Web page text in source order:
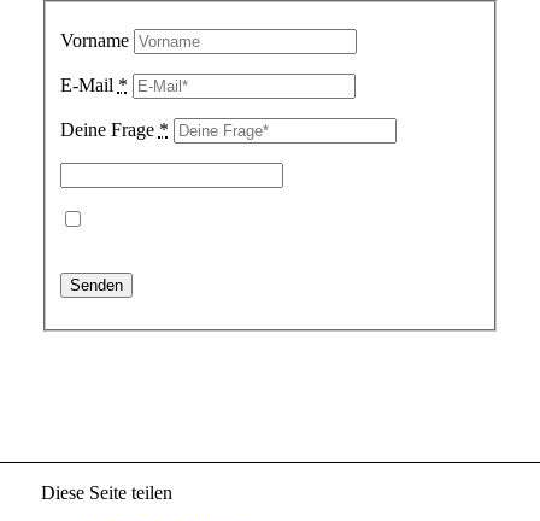
Vorname
E-Mail *
Deine Frage *
Diese Seite teilen